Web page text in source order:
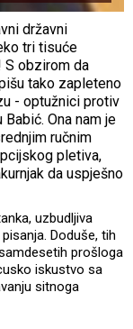
državni
tri tisuće
S obzirom da
tako zapleteno
- optužnici protiv
Ona nam je
ručnim
pletiva,
da uspješno
uzbudljiva
Doduše, tih
prošloga
iskustvo sa
sitnoga